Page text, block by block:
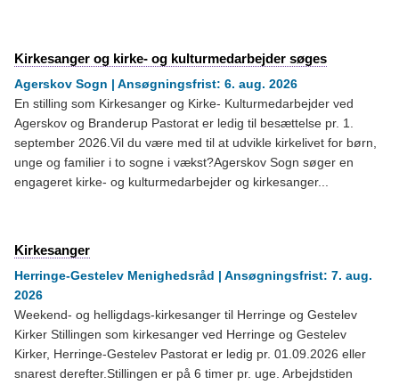
Kirkesanger og kirke- og kulturmedarbejder søges
Agerskov Sogn | Ansøgningsfrist: 6. aug. 2026
En stilling som Kirkesanger og Kirke- Kulturmedarbejder ved
Agerskov og Branderup Pastorat er ledig til besættelse pr. 1.
september 2026.Vil du være med til at udvikle kirkelivet for børn,
unge og familier i to sogne i vækst?Agerskov Sogn søger en
engageret kirke- og kulturmedarbejder og kirkesanger...
Kirkesanger
Herringe-Gestelev Menighedsråd | Ansøgningsfrist: 7. aug.
2026
Weekend- og helligdags-kirkesanger til Herringe og Gestelev
Kirker Stillingen som kirkesanger ved Herringe og Gestelev
Kirker, Herringe-Gestelev Pastorat er ledig pr. 01.09.2026 eller
snarest derefter.Stillingen er på 6 timer pr. uge. Arbejdstiden